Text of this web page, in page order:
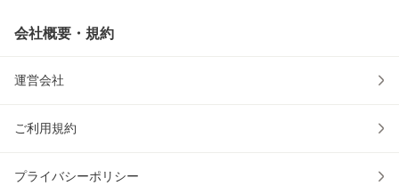
会社概要・規約
運営会社
ご利用規約
プライバシーポリシー